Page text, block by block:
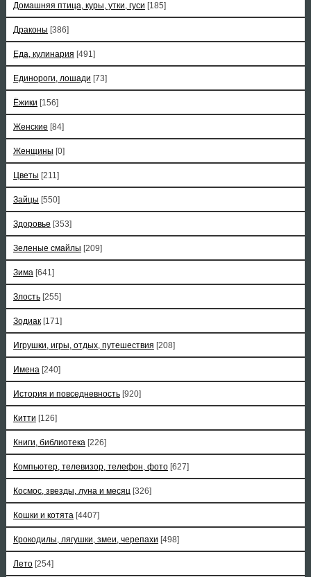
Домашняя птица, куры, утки, гуси [185]
Драконы [386]
Еда, кулинария [491]
Единороги, лошади [73]
Ёжики [156]
Женские [84]
Женщины [0]
Цветы [211]
Зайцы [550]
Здоровье [353]
Зеленые смайлы [209]
Зима [641]
Злость [255]
Зодиак [171]
Игрушки, игры, отдых, путешествия [208]
Имена [240]
История и повседневность [920]
Китти [126]
Книги, библиотека [226]
Компьютер, телевизор, телефон, фото [627]
Космос, звезды, луна и месяц [326]
Кошки и котята [4407]
Крокодилы, лягушки, змеи, черепахи [498]
Лето [254]